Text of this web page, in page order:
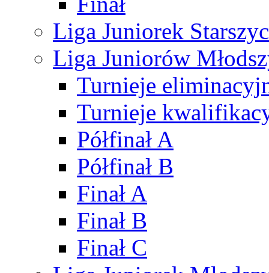
Liga Juniorek
Liga Juniorów
Turnieje
Turnieje
Półfinał A
Półfinał B
Finał A
Finał B
Finał C